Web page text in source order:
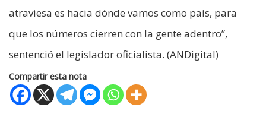
atraviesa es hacia dónde vamos como país, para
que los números cierren con la gente adentro”,
sentenció el legislador oficialista. (ANDigital)
Compartir esta nota